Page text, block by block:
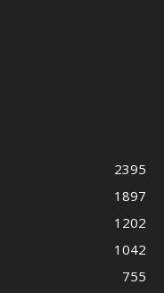
2395
1897
1202
1042
755